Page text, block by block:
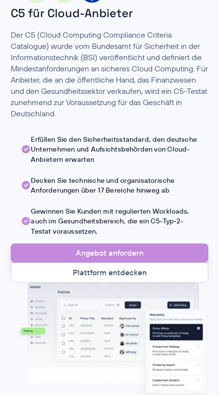
C5 für Cloud-Anbieter
Der C5 (Cloud Computing Compliance Criteria
Catalogue) wurde vom Bundesamt für Sicherheit in der
Informationstechnik (BSI) veröffentlicht und definiert die
Mindestanforderungen an sicheres Cloud Computing. Für
Anbieter, die an die öffentliche Hand, das Finanzwesen
und den Gesundheitssektor verkaufen, wird ein C5-Testat
zunehmend zur Voraussetzung für das Geschäft in
Deutschland.
Erfüllen Sie den Sicherheitsstandard, den deutsche
Unternehmen und Aufsichtsbehörden von Cloud-
Anbietern erwarten
Decken Sie technische und organisatorische
Anforderungen über 17 Bereiche hinweg ab
Gewinnen Sie Kunden mit regulierten Workloads,
auch im Gesundheitsbereich, die ein C5-Typ-2-
Testat voraussetzen.
Angebot anfordern
Plattform entdecken